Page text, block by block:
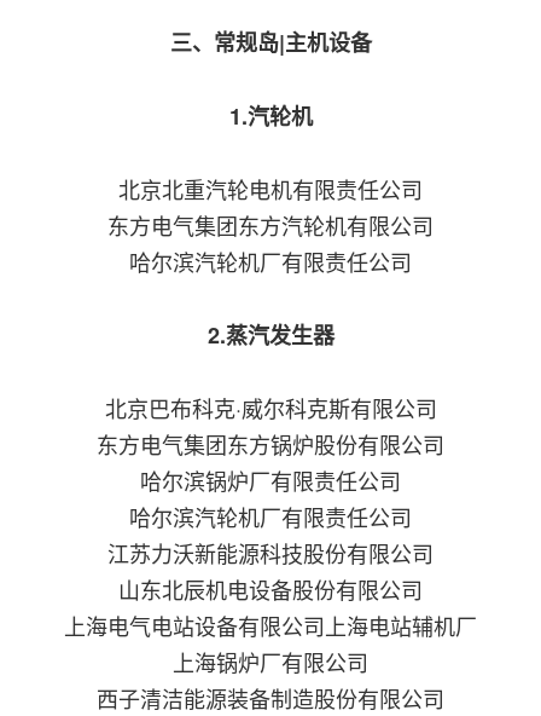
三、常规岛|主机设备
1.汽轮机
北京北重汽轮电机有限责任公司
东方电气集团东方汽轮机有限公司
哈尔滨汽轮机厂有限责任公司
2.蒸汽发生器
北京巴布科克·威尔科克斯有限公司
东方电气集团东方锅炉股份有限公司
哈尔滨锅炉厂有限责任公司
哈尔滨汽轮机厂有限责任公司
江苏力沃新能源科技股份有限公司
山东北辰机电设备股份有限公司
上海电气电站设备有限公司上海电站辅机厂
上海锅炉厂有限公司
西子清洁能源装备制造股份有限公司